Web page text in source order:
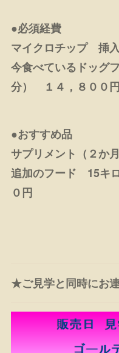
●必須経費
マイクロチップ 挿
今食べているドッグ
分） １４，８００円
●おすすめ品
サプリメント（２か
追加のフード 15キ
０円
★ご見学と同時にお